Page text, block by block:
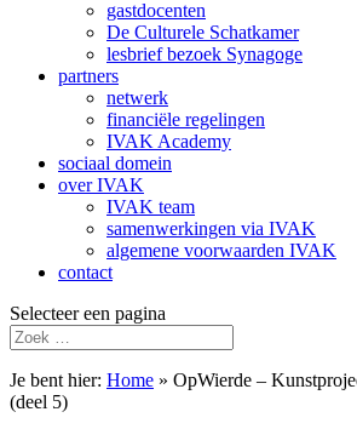
gastdocenten
De Culturele Schatkamer
lesbrief bezoek Synagoge
partners
netwerk
financiële regelingen
IVAK Academy
sociaal domein
over IVAK
IVAK team
samenwerkingen via IVAK
algemene voorwaarden IVAK
contact
Selecteer een pagina
Je bent hier: Home » OpWierde –
(deel 5)